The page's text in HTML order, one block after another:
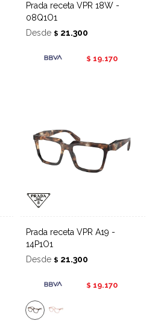
Prada receta VPR 18W -
08Q1O1
Desde $ 21.300
$ 19.170
Prada receta VPR A19 -
14P1O1
Desde $ 21.300
$ 19.170